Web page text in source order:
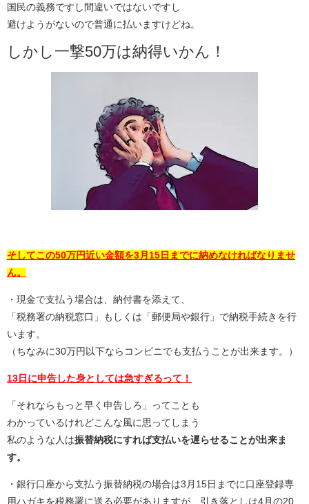
国民の義務ですし間違いではないですし
避けようがないので普通に払いますけどね。
しかし一撃50万は納得いかん！
そしてこの50万円近い金額を3月15日までに納めなければなりませ
ん。
・現金で支払う場合は、納付書を添えて、
「税務署の納税窓口」もしくは「郵便局や銀行」で納税手続きを行
います。
（ちなみに30万円以下ならコンビニでも支払うことが出来ます。）
13日に申告した身としては急すぎるって！
「それならもっと早く申告しろ」ってことも
わかっているけれどこんな風に思ってしまう
私のような人は振替納税にすれば支払いを遅らせることが出来ま
す。
・銀行口座から支払う振替納税の場合は3月15日までに口座登録専
用ハガキを税務署に送る必要がありますが、引き落としは4月の20